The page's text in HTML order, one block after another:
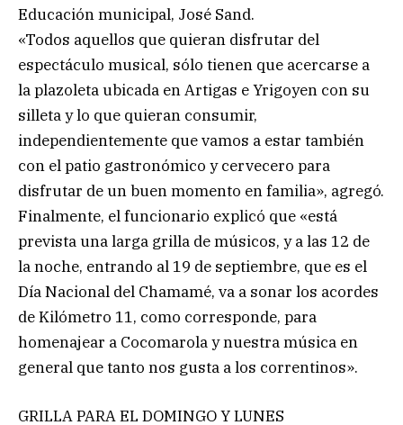
Educación municipal, José Sand.
«Todos aquellos que quieran disfrutar del
espectáculo musical, sólo tienen que acercarse a
la plazoleta ubicada en Artigas e Yrigoyen con su
silleta y lo que quieran consumir,
independientemente que vamos a estar también
con el patio gastronómico y cervecero para
disfrutar de un buen momento en familia», agregó.
Finalmente, el funcionario explicó que «está
prevista una larga grilla de músicos, y a las 12 de
la noche, entrando al 19 de septiembre, que es el
Día Nacional del Chamamé, va a sonar los acordes
de Kilómetro 11, como corresponde, para
homenajear a Cocomarola y nuestra música en
general que tanto nos gusta a los correntinos».
GRILLA PARA EL DOMINGO Y LUNES